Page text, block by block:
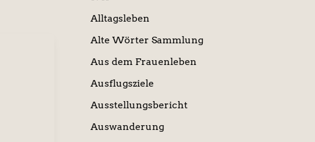
Alltagsleben
Alte Wörter Sammlung
Aus dem Frauenleben
Ausflugsziele
Ausstellungsbericht
Auswanderung